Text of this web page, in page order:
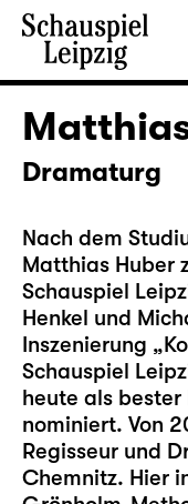
Dramaturg
Nach dem
Matthias Huber
Schauspiel
Henkel und
Inszenierung
Schauspiel
heute als bester
nominiert. Von
Regisseur und
Chemnitz. Hier